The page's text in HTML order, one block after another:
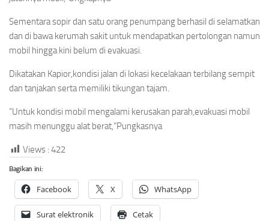
Sementara sopir dan satu orang penumpang berhasil di selamatkan
dan di bawa kerumah sakit untuk mendapatkan pertolongan namun
mobil hingga kini belum di evakuasi.
Dikatakan Kapior,kondisi jalan di lokasi kecelakaan terbilang sempit
dan tanjakan serta memiliki tikungan tajam.
“Untuk kondisi mobil mengalami kerusakan parah,evakuasi mobil
masih menunggu alat berat,”Pungkasnya
Views : 422
Bagikan ini:
Facebook X WhatsApp
Surat elektronik Cetak